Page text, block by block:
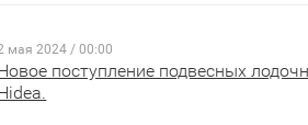
мая 2024 / 00:00
поступление подвесных